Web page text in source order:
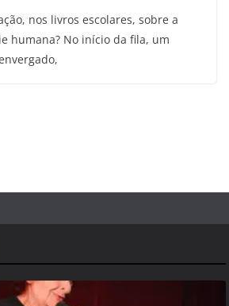
nos livros escolares, sobre a
humana? No início da fila, um